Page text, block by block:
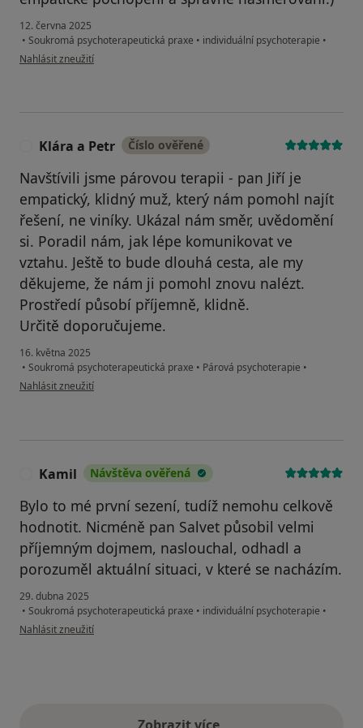
12. června 2025
• Soukromá psychoterapeutická praxe • individuální psychoterapie •
podle názoru uživatele Michael B.
Nahlásit zneužití
Klára a Petr Číslo ověřené
Navštívili jsme párovou terapii - pan Jiří je
empatický, klidný muž, který nám pomohl najít
řešení, ne viníky. Ukázal nám směr, uvědomění
si. Poradil nám, jak lépe komunikovat ve
vztahu. Ještě to bude dlouhá cesta, ale my
děkujeme, že nám ji pomohl znovu nalézt.
Prostředí působí příjemně, klidně.
Určitě doporučujeme.
16. května 2025
• Soukromá psychoterapeutická praxe • Párová psychoterapie •
podle názoru uživatele Klára a Petr
Nahlásit zneužití
Kamil Návštěva ověřená
Bylo to mé první sezení, tudíž nemohu celkově
hodnotit. Nicméně pan Salvet působil velmi
příjemným dojmem, naslouchal, odhadl a
porozuměl aktuální situaci, v které se nacházím.
29. dubna 2025
• Soukromá psychoterapeutická praxe • individuální psychoterapie •
podle názoru uživatele Kamil
Nahlásit zneužití